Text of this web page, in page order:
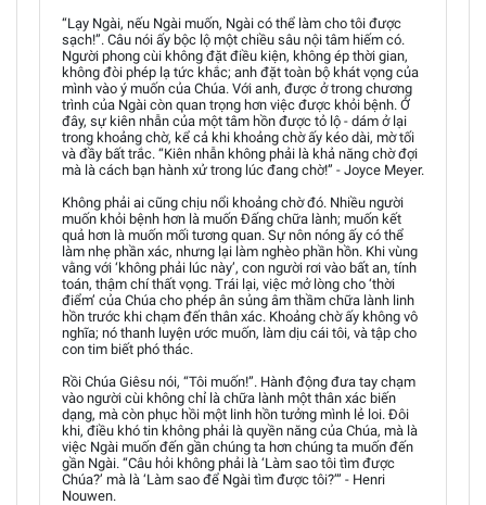
“Lạy Ngài, nếu Ngài muốn, Ngài có thể làm cho tôi được
sạch!”. Câu nói ấy bộc lộ một chiều sâu nội tâm hiếm có.
Người phong cùi không đặt điều kiện, không ép thời gian,
không đòi phép lạ tức khắc; anh đặt toàn bộ khát vọng của
mình vào ý muốn của Chúa. Với anh, được ở trong chương
trình của Ngài còn quan trọng hơn việc được khỏi bệnh. Ở
đây, sự kiên nhẫn của một tâm hồn được tỏ lộ - dám ở lại
trong khoảng chờ, kể cả khi khoảng chờ ấy kéo dài, mờ tối
và đầy bất trắc. “Kiên nhẫn không phải là khả năng chờ đợi
mà là cách bạn hành xử trong lúc đang chờ!” - Joyce Meyer.
Không phải ai cũng chịu nổi khoảng chờ đó. Nhiều người
muốn khỏi bệnh hơn là muốn Đấng chữa lành; muốn kết
quả hơn là muốn mối tương quan. Sự nôn nóng ấy có thể
làm nhẹ phần xác, nhưng lại làm nghèo phần hồn. Khi vùng
vằng với ‘không phải lúc này’, con người rơi vào bất an, tính
toán, thậm chí thất vọng. Trái lại, việc mở lòng cho ‘thời
điểm’ của Chúa cho phép ân sủng âm thầm chữa lành linh
hồn trước khi chạm đến thân xác. Khoảng chờ ấy không vô
nghĩa; nó thanh luyện ước muốn, làm dịu cái tôi, và tập cho
con tim biết phó thác.
Rồi Chúa Giêsu nói, “Tôi muốn!”. Hành động đưa tay chạm
vào người cùi không chỉ là chữa lành một thân xác biến
dạng, mà còn phục hồi một linh hồn tưởng mình lẻ loi. Đôi
khi, điều khó tin không phải là quyền năng của Chúa, mà là
việc Ngài muốn đến gần chúng ta hơn chúng ta muốn đến
gần Ngài. “Câu hỏi không phải là ‘Làm sao tôi tìm được
Chúa?’ mà là ‘Làm sao để Ngài tìm được tôi?’” - Henri
Nouwen.